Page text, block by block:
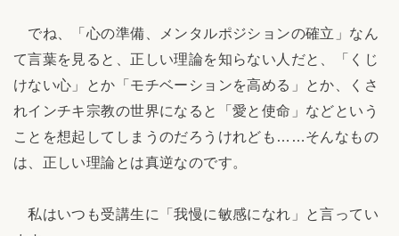
でね、「心の準備、メンタルポジションの確立」なん
て言葉を見ると、正しい理論を知らない人だと、「くじ
けない心」とか「モチベーションを高める」とか、くさ
れインチキ宗教の世界になると「愛と使命」などという
ことを想起してしまうのだろうけれども……そんなもの
は、正しい理論とは真逆なのです。
私はいつも受講生に「我慢に敏感になれ」と言ってい